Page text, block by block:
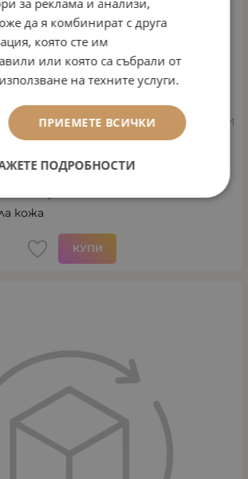
С 3D ЕФЕКТ ЗА ПОДМЛАДЯВАНЕ И
43.46 € / 85.00лв.
по лицето
кожа
КУПИ
за реклама и анализи,
да я комбинират с друга
която сте им
или която са събрали от
на техните услуги.
ПРИЕМЕТЕ ВСИЧКИ
ПОДРОБНОСТИ